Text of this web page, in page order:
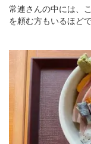
常連さんの中には、
を頼む方もいるほどで